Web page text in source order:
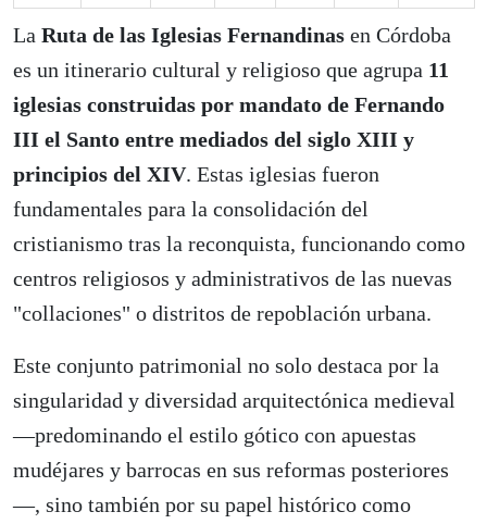
La Ruta de las Iglesias Fernandinas en Córdoba
es un itinerario cultural y religioso que agrupa 11
iglesias construidas por mandato de Fernando
III el Santo entre mediados del siglo XIII y
principios del XIV. Estas iglesias fueron
fundamentales para la consolidación del
cristianismo tras la reconquista, funcionando como
centros religiosos y administrativos de las nuevas
"collaciones" o distritos de repoblación urbana.
Este conjunto patrimonial no solo destaca por la
singularidad y diversidad arquitectónica medieval
—predominando el estilo gótico con apuestas
mudéjares y barrocas en sus reformas posteriores
—, sino también por su papel histórico como